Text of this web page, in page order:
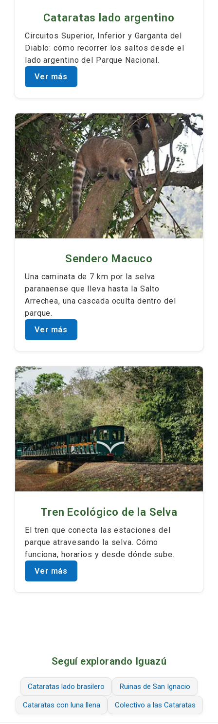
Cataratas lado argentino
Circuitos Superior, Inferior y Garganta del
Diablo: cómo recorrer los saltos desde el
lado argentino del Parque Nacional.
Ver más
Sendero Macuco
Una caminata de 7 km por la selva
paranaense que lleva hasta la Salto
Arrechea, una cascada oculta dentro del
parque.
Ver más
Tren Ecológico de la Selva
El tren que conecta las estaciones del
parque atravesando la selva. Cómo
funciona, horarios y desde dónde sube.
Ver más
Seguí explorando Iguazú
Cataratas lado brasilero Ruinas de San Ignacio
Cataratas con luna llena Colectivo a las Cataratas